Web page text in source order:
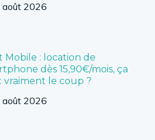
août 2026
Mobile : location de
dès 15,90€/mois, ça
vraiment le coup ?
août 2026